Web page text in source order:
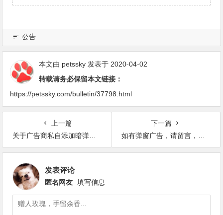
公告
本文由 petssky 发表于 2020-04-02
转载请务必保留本文链接：
https://petssky.com/bulletin/37798.html
上一篇
关于广告商私自添加暗弹广告的说明
下一篇
如有弹窗广告，请留言，立即终止与无良广告商的合作
发表评论
匿名网友 填写信息